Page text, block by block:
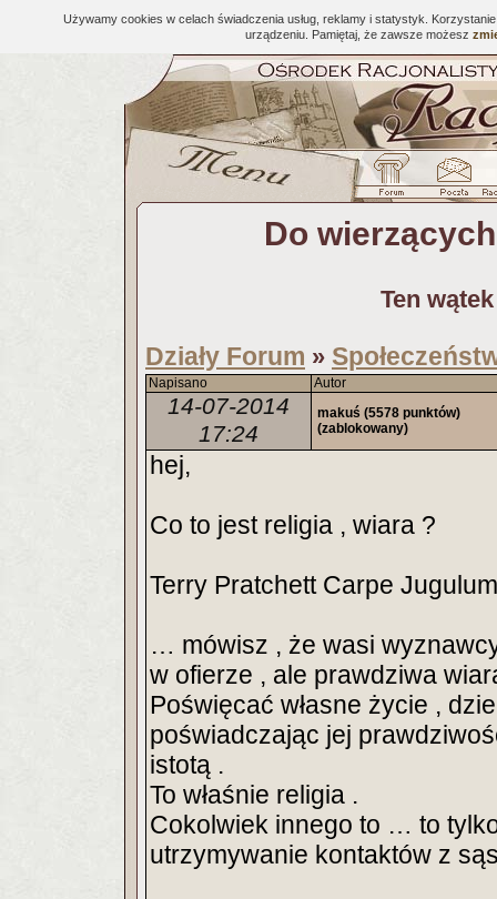
Używamy cookies w celach świadczenia usług, reklamy i statystyk.
urządzeniu. Pamiętaj, że zawsze możesz
Do
Ten
Działy Forum »
Napisano Autor
14-07-2014
17:24
makuś (5578 punktów)
(zablokowany)
hej,
Co to jest religia , wiara ?
Terry Pratchett Carpe Jugulum
… mówisz , że wasi
w ofierze , ale prawdziwa
Poświęcać własne życie ,
poświadczając jej
istotą .
To właśnie religia .
Cokolwiek innego to … to
utrzymywanie kontaktów z